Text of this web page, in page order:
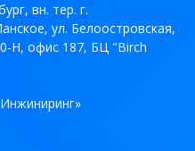
вн. тер. г.
ул. Белоостровская,
Н, офис 187, БЦ "Birch